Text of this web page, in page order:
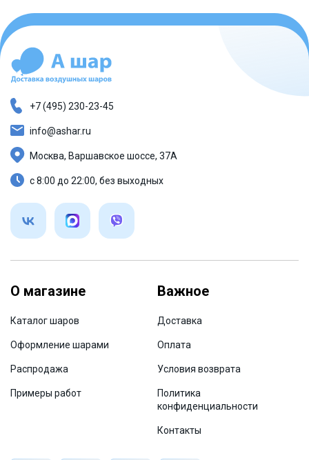
О магазине
Каталог шаров
Оформление шарами
Распродажа
Примеры работ
Важное
Доставка
Оплата
Условия возврата
Политика
конфиденциальности
Контакты
+7 (495) 230-23-45
info@ashar.ru
Москва, Варшавское шоссе, 37А
с 8:00 до 22:00, без выходных